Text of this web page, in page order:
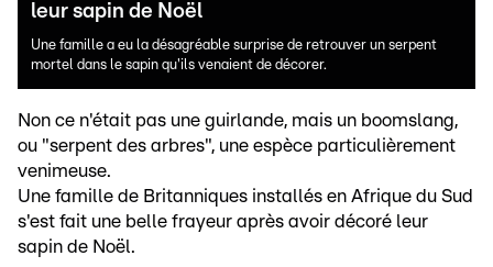
leur sapin de Noël
Une famille a eu la désagréable surprise de retrouver un serpent
mortel dans le sapin qu'ils venaient de décorer.
Non ce n'était pas une guirlande, mais un boomslang,
ou "serpent des arbres", une espèce particulièrement
venimeuse.
Une famille de Britanniques installés en Afrique du Sud
s'est fait une belle frayeur après avoir décoré leur
sapin de Noël.